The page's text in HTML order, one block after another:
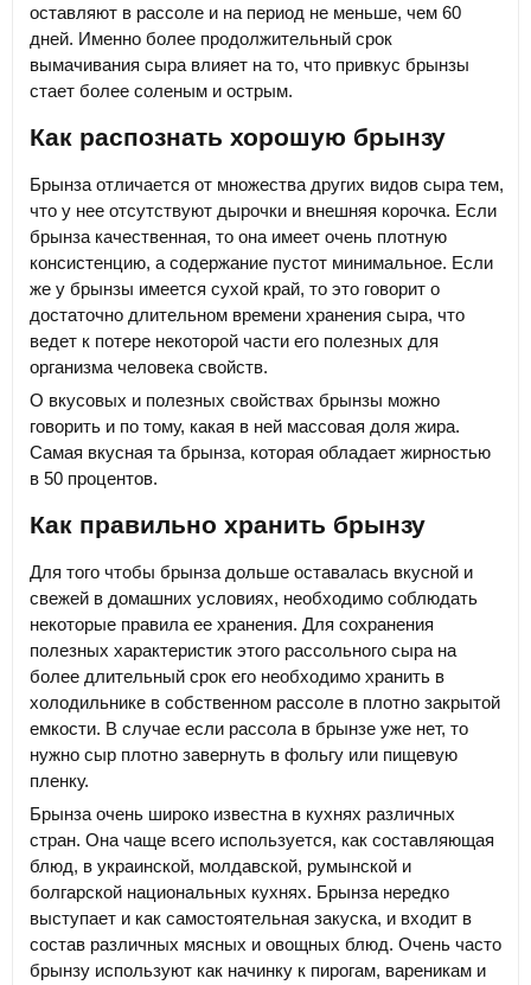
оставляют в рассоле и на период не меньше, чем 60
дней. Именно более продолжительный срок
вымачивания сыра влияет на то, что привкус брынзы
стает более соленым и острым.
Как распознать хорошую брынзу
Брынза отличается от множества других видов сыра тем,
что у нее отсутствуют дырочки и внешняя корочка. Если
брынза качественная, то она имеет очень плотную
консистенцию, а содержание пустот минимальное. Если
же у брынзы имеется сухой край, то это говорит о
достаточно длительном времени хранения сыра, что
ведет к потере некоторой части его полезных для
организма человека свойств.
О вкусовых и полезных свойствах брынзы можно
говорить и по тому, какая в ней массовая доля жира.
Самая вкусная та брынза, которая обладает жирностью
в 50 процентов.
Как правильно хранить брынзу
Для того чтобы брынза дольше оставалась вкусной и
свежей в домашних условиях, необходимо соблюдать
некоторые правила ее хранения. Для сохранения
полезных характеристик этого рассольного сыра на
более длительный срок его необходимо хранить в
холодильнике в собственном рассоле в плотно закрытой
емкости. В случае если рассола в брынзе уже нет, то
нужно сыр плотно завернуть в фольгу или пищевую
пленку.
Брынза очень широко известна в кухнях различных
стран. Она чаще всего используется, как составляющая
блюд, в украинской, молдавской, румынской и
болгарской национальных кухнях. Брынза нередко
выступает и как самостоятельная закуска, и входит в
состав различных мясных и овощных блюд. Очень часто
брынзу используют как начинку к пирогам, вареникам и